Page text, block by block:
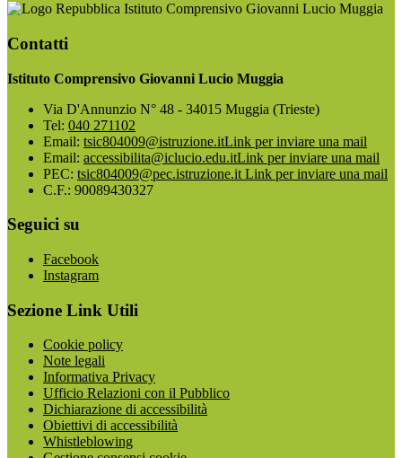
Istituto Comprensivo Giovanni Lucio Muggia
Contatti
Istituto Comprensivo Giovanni Lucio Muggia
Via D'Annunzio N° 48 - 34015 Muggia (Trieste)
Tel: 040 271102
Email: tsic804009@istruzione.itLink per inviare una mail
Email: accessibilita@iclucio.edu.itLink per inviare una mail
PEC: tsic804009@pec.istruzione.it Link per inviare una mail
C.F.: 90089430327
Seguici su
Facebook
Instagram
Sezione Link Utili
Cookie policy
Note legali
Informativa Privacy
Ufficio Relazioni con il Pubblico
Dichiarazione di accessibilità
Obiettivi di accessibilità
Whistleblowing